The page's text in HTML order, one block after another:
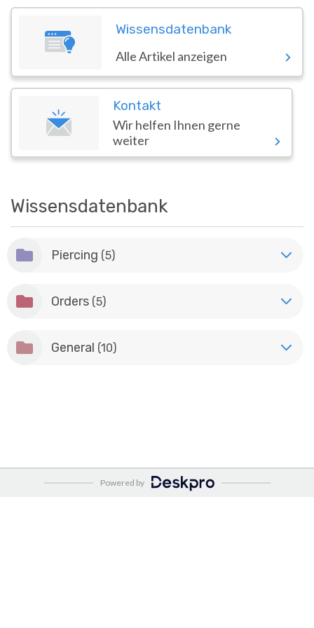
Zum Hauptinhalt springen
Blue Banana Helpdesk
Wissensdatenbank
Alle Artikel anzeigen
Kontakt
Wir helfen Ihnen gerne
weiter
Wissensdatenbank
Piercing (5)
Orders (5)
General (10)
Powered by